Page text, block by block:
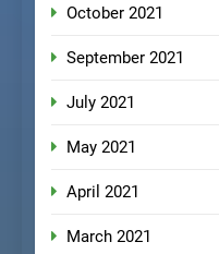
October 2021
September 2021
July 2021
May 2021
April 2021
March 2021